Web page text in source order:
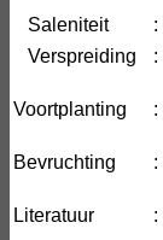
Saleniteit :
Verspreiding :
Voortplanting :
Bevruchting :
Literatuur
: